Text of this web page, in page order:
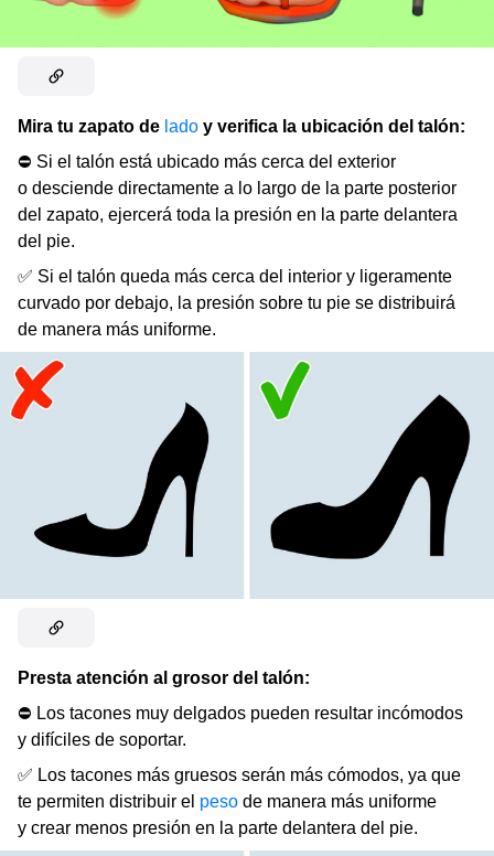
Mira tu zapato de lado y verifica la ubicación del talón:
⛔ Si el talón está ubicado más cerca del exterior
o desciende directamente a lo largo de la parte posterior
del zapato, ejercerá toda la presión en la parte delantera
del pie.
✅ Si el talón queda más cerca del interior y ligeramente
curvado por debajo, la presión sobre tu pie se distribuirá
de manera más uniforme.
Presta atención al grosor del talón:
⛔ Los tacones muy delgados pueden resultar incómodos
y difíciles de soportar.
✅ Los tacones más gruesos serán más cómodos, ya que
te permiten distribuir el peso de manera más uniforme
y crear menos presión en la parte delantera del pie.